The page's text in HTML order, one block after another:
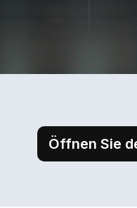
Öffnen Sie